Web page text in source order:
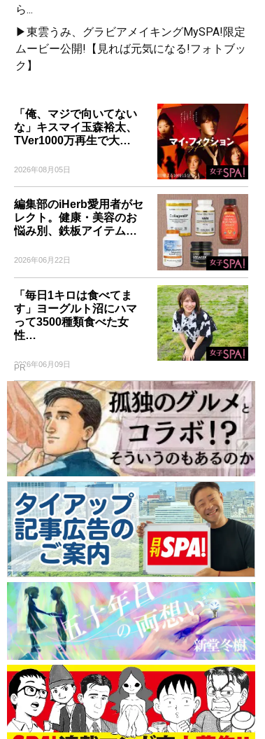
ら...
▶東雲うみ、グラビアメイキングMySPA!限定
ムービー公開!【見れば元気になる!フォトブッ
ク】
「俺、マジで向いてない
な」キスマイ玉森裕太、
TVer1000万再生で大…
2026年08月05日
編集部のiHerb愛用者がセ
レクト。健康・美容のお
悩み別、鉄板アイテム…
2026年06月22日
「毎日1キロは食べてま
す」ヨーグルト沼にハマ
って3500種類食べた女
性…
2026年06月09日
PR